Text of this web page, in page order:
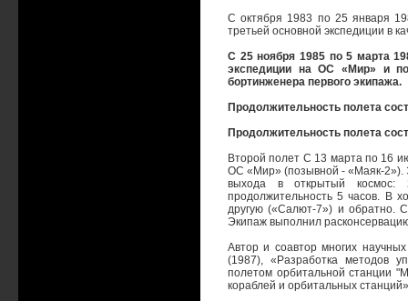
С октября 1983 по 25 января
третьей основной экспедиции в
С 25 ноября 1985 по 5 марта
экспедиции на ОС «Мир» и
бортинженера первого экипажа.
Продолжительность полета
Продолжительность полета
Второй полет С 13 марта по 16
ОС «Мир» (позывной - «Маяк-2»).
выхода в открытый космос:
продолжительность 5 часов. В
другую («Салют-7») и обратно.
Экипаж выполнил
Автор и соавтор многих
(1987), «Разработка методов
полетом орбитальной станции
кораблей и орбитальных